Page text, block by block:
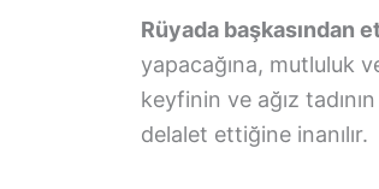
Rüyada başkasından
yapacağına, mutluluk
keyfinin ve ağız
delalet ettiğine inanılır.